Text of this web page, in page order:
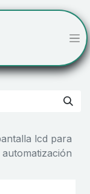
lcd para